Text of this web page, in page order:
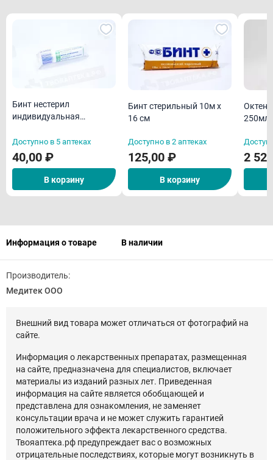
Бинт нестерил
индивидуальная
Доступно в 5 аптеках
40,00 ₽
В корзину
Бинт стерильный 10м х
16 см
Доступно в 2 аптеках
125,00 ₽
В корзину
250мл
во)
2
Информация о товаре В наличии
Производитель:
Медитек ООО
Внешний вид товара может отличаться от фотографий на
сайте.
Информация о лекарственных препаратах, размещенная
на сайте, предназначена для специалистов, включает
материалы из изданий разных лет. Приведенная
информация на сайте является обобщающей и
представлена для ознакомления, не заменяет
консультации врача и не может служить гарантией
положительного эффекта лекарственного средства.
Твояаптека.рф предупреждает вас о возможных
отрицательные последствиях, которые могут возникнуть в